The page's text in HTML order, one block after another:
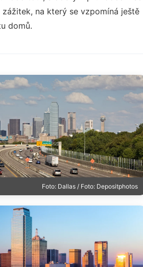
na který se vzpomíná ještě
domů.
Foto: Dallas / Foto: Depositphotos